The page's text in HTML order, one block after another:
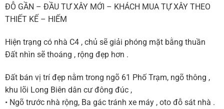
ĐỖ GẦN – ĐẦU TƯ XÂY MỚI – KHÁCH MUA TỰ XÂY THEO
THIẾT KẾ – HIẾM
Hiện trạng có nhà C4 , chủ sẽ giải phóng mặt bằng thuần
Đất nhìn sẽ thoáng , rộng đẹp hơn .
Đất bán vị trí đẹp nằm trong ngõ 61 Phố Trạm, ngõ thông ,
khu lõi Long Biên dân cư đông đúc ,
• Ngõ trước nhà rộng, Ba gác tránh xe máy , oto đỗ sát nhà .